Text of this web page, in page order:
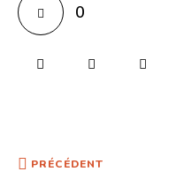
0
PRÉCÉDENT